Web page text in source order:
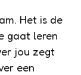
Het is de
gaat leren
jou zegt
een